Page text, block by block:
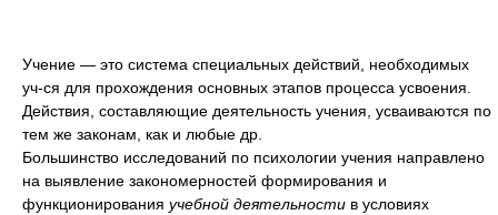
Учение — это система специальных действий, необходимых
уч-ся для прохождения основных этапов процесса усвоения.
Действия, составляющие деятельность учения, усваиваются по
тем же законам, как и любые др.
Большинство исследований по психологии учения направлено
на выявление закономерностей формирования и
функционирования учебной деятельности в условиях